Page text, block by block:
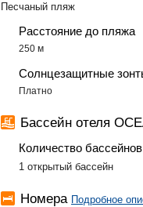
Песчаный пляж
Расстояние до пляжа
250 м
Солнцезащитные
Платно
Бассейн отеля
Количество
1 открытый бассейн
Номера Подробное